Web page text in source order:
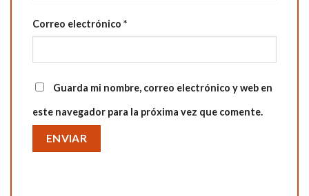
Correo electrónico *
Guarda mi nombre, correo electrónico y web en
este navegador para la próxima vez que comente.